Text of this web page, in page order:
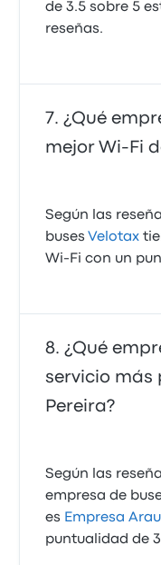
de 3.5 sobre 5
reseñas.
¿Qué
mejor Wi-Fi
Según las
buses Velotax
Wi‑Fi con un
¿Qué
servicio más
Pereira?
Según las
empresa de
es Empresa
puntualidad de